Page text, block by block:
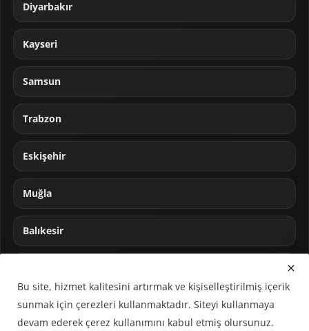
Diyarbakır
Kayseri
Samsun
Trabzon
Eskişehir
Muğla
Balıkesir
Bu site, hizmet kalitesini artırmak ve kişiselleştirilmiş içerik
sunmak için çerezleri kullanmaktadır. Siteyi kullanmaya
devam ederek çerez kullanımını kabul etmiş olursunuz.